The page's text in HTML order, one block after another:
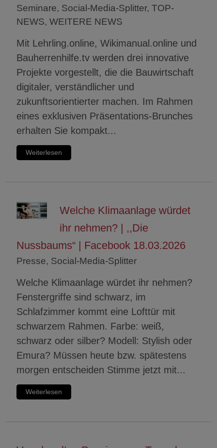
Seminare, Social-Media-Splitter, TOP-
NEWS, WEITERE NEWS
Mit Lehrling.online, Wikimanual.online und
Bauherrenhilfe.tv werden drei innovative
Projekte vorgestellt, die die Bauwirtschaft
digitaler, verständlicher und
zukunftsorientierter machen. Im Rahmen
eines exklusiven Präsentations-Brunches
erhalten Sie kompakt...
Weiterlesen
Welche Klimaanlage würdet
ihr nehmen? | ,,Die
Nussbaums“ | Facebook 18.03.2026
Presse, Social-Media-Splitter
Welche Klimaanlage würdet ihr nehmen?
Fenstergriffe sind schwarz, im
Schlafzimmer kommt eine Lofttür mit
schwarzem Rahmen. Farbe: weiß,
schwarz oder silber? Modell: Stylish oder
Emura? Müssen heute bzw. spätestens
morgen entscheiden Stimme jetzt mit...
Weiterlesen